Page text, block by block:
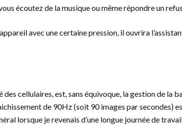
écoutez de la musique ou même répondre un
avec une certaine pression, il ouvrira
cellulaires, est, sans équivoque, la gestion de la
de 90Hz (soit 90 images par secondes)
lorsque je revenais d’une longue journée de